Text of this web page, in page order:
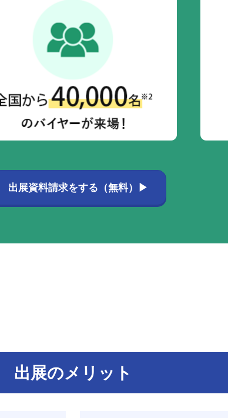
出展資料請求をする（無料）▶
出展のメリット